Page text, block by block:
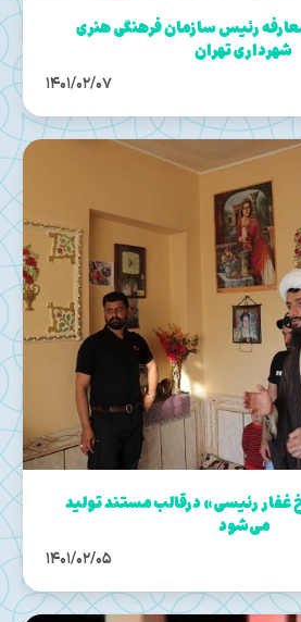
رئیس سازمان فرهنگی هنری
شهرداری تهران
1401/02/07
رئیسی» درقالب مستند تولید
می‌شود
1401/02/05